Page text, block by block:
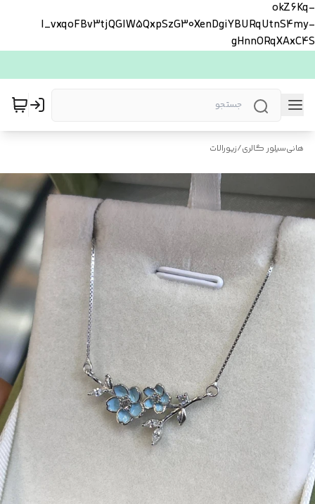
okZ6Kq-
l_vxqoFBv3tjQGlW5QxpSzG30XenDgiYBURqUtnS4my-
gHnnORqXAxC4S
هانی‌سیلور گالری/زیورالات